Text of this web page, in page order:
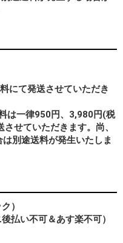
にて発送させていただき
は一律950円、3,980円(税
せていただきます。尚、
別途送料が発生いたしま
）
払い不可＆あす楽不可）